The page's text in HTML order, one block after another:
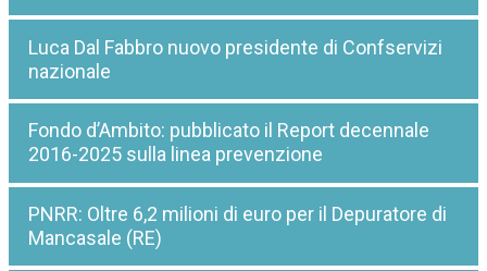
Luca Dal Fabbro nuovo presidente di Confservizi
nazionale
Fondo d’Ambito: pubblicato il Report decennale
2016-2025 sulla linea prevenzione
PNRR: Oltre 6,2 milioni di euro per il Depuratore di
Mancasale (RE)